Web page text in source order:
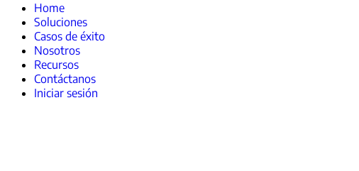
Home
Soluciones
Casos de éxito
Nosotros
Recursos
Contáctanos
Iniciar sesión